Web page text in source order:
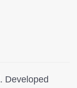
. Developed